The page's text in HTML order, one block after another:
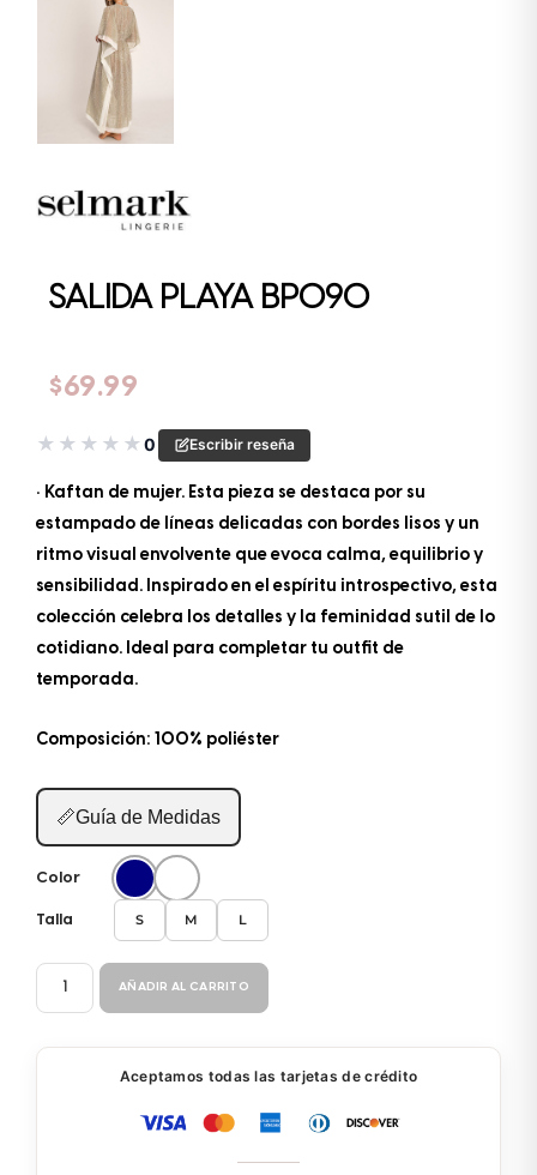
SALIDA PLAYA BP090
$69.99
★ ★ ★ ★ ★0 Escribir reseña
• Kaftan de mujer. Esta pieza se destaca por su
estampado de líneas delicadas con bordes lisos y un
ritmo visual envolvente que evoca calma, equilibrio y
sensibilidad. Inspirado en el espíritu introspectivo, esta
colección celebra los detalles y la feminidad sutil de lo
cotidiano. Ideal para completar tu outfit de
temporada.
Composición: 100% poliéster
📏Guía de Medidas
Color
Talla S M L
SALIDA
PLAYA
AÑADIR AL CARRITO
Aceptamos todas las tarjetas de crédito